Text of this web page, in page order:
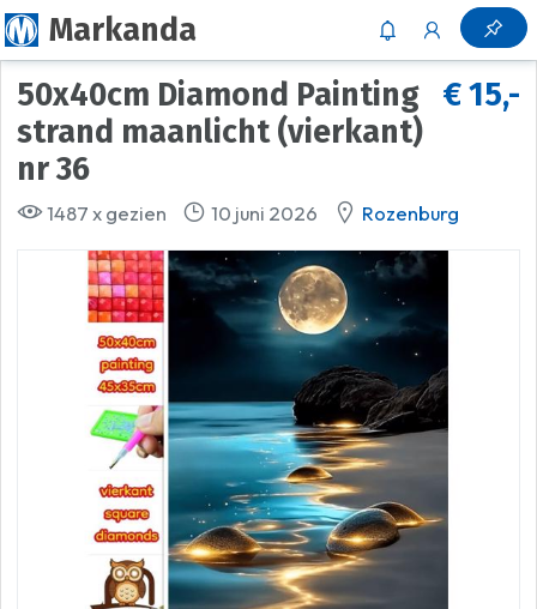
Markanda
€ 15,-
50x40cm Diamond Painting
strand maanlicht (vierkant)
nr 36
1487 x gezien 10 juni 2026 Rozenburg